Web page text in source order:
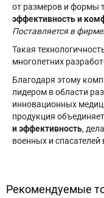
от размеров и формы
эффективность и
Поставляется в
Такая
многолетних
Благодаря этому
лидером в области
инновационных
продукция объединяет
и эффективность,
военных и
Рекомендуемые